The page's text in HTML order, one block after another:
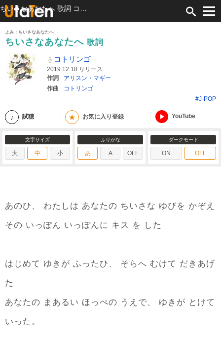
よみ：ちいさなあなたへ
ちいさなあなたへ 歌詞
コトリンゴ
2019.12.18 リリース
作詞
アリスン・マギー
作曲
コトリンゴ
#J-POP
試聴 ★ お気に入り登録 YouTube
文字サイズ
大 中 小
ふりがな
あ A OFF
ダークモード
ON OFF
あのひ、 わたしは あなたの ちいさな ゆびを かぞえ
その いっぽん いっぽんに キス を した
はじめて ゆきが ふったひ、 そらへ むけて だきあげ
た
あなたの まあるい ほっぺの うえで、 ゆきが とけて
いった。